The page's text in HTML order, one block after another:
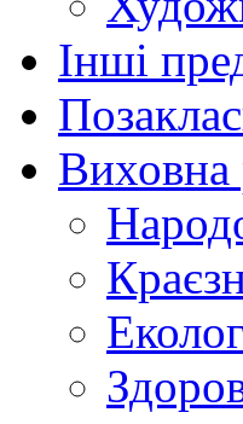
Інші
Виховна